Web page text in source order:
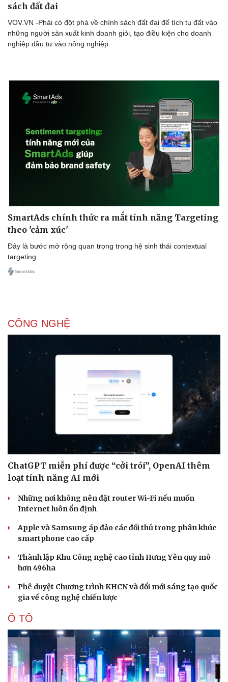
Sức khỏe
Nhi khoa
Nam khoa
Làm đẹp - giảm cân
Phòng mạch online
Ăn sạch sống khỏe
Đời sống
Blog
Tình yêu - Gia đình
sách đất đai
VOV.VN -Phải có đột phá về chính sách đất đai để tích tụ đất vào
những người sản xuất kinh doanh giỏi, tạo điều kiện cho doanh
nghiệp đầu tư vào nông nghiệp.
SmartAds chính thức ra mắt tính năng Targeting
theo 'cảm xúc'
Đây là bước mở rộng quan trọng trong hệ sinh thái contextual
targeting.
CÔNG NGHỆ
ChatGPT miễn phí được “cởi trói”, OpenAI thêm
loạt tính năng AI mới
Những nơi không nên đặt router Wi-Fi nếu muốn
Internet luôn ổn định
Apple và Samsung áp đảo các đối thủ trong phân khúc
smartphone cao cấp
Thành lập Khu Công nghệ cao tỉnh Hưng Yên quy mô
hơn 496ha
Phê duyệt Chương trình KHCN và đổi mới sáng tạo quốc
gia về công nghệ chiến lược
Ô TÔ